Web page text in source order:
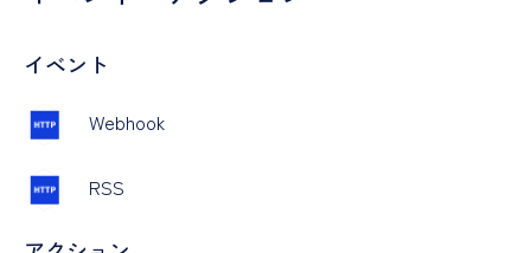
イベント
Webhook
RSS